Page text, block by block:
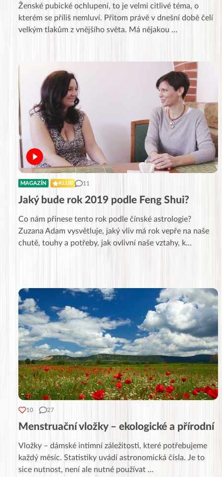
Ženské pubické ochlupení, to je velmi citlivé téma, o
kterém se příliš nemluví. Přitom právě v dnešní době čelí
velkým tlakům z vnějšího světa. Má nějakou ...
MAGAZÍN KLUB 11
Jaký bude rok 2019 podle Feng Shui?
Co nám přinese tento rok podle čínské astrologie?
Zuzana Adam vysvětluje, jaký vliv má rok vepře na naše
chutě, touhy a potřeby, jak ovlivní naše vztahy, k...
10 27
Menstruační vložky – ekologické a přírodní
Vložky – dámské intimní záležitosti, které potřebujeme
každý měsíc. Statistiky uvádí astronomická čísla. Je to
sice nutnost, není ale nutné používat ...